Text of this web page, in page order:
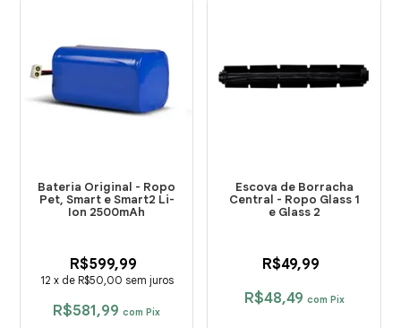
Bateria Original - Ropo
Pet, Smart e Smart2 Li-
Ion 2500mAh
R$599,99
R$581,99com Pix
12 x de R$50,00 sem juros
Escova de Borracha
Central - Ropo Glass 1
e Glass 2
R$49,99
R$48,49 com Pix